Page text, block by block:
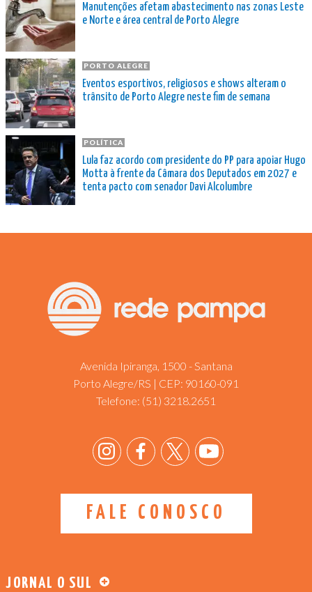
Manutenções afetam abastecimento nas zonas Leste
e Norte e área central de Porto Alegre
PORTO ALEGRE
Eventos esportivos, religiosos e shows alteram o
trânsito de Porto Alegre neste fim de semana
POLÍTICA
Lula faz acordo com presidente do PP para apoiar Hugo
Motta à frente da Câmara dos Deputados em 2027 e
tenta pacto com senador Davi Alcolumbre
Avenida Ipiranga, 1500 - Santana
Porto Alegre/RS | CEP: 90160-091
Telefone: (51) 3218.2651
FALE CONOSCO
JORNAL O SUL